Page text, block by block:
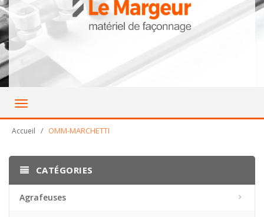
Toggle
Accueil OMM-MARCHETTI
CATÉGORIES
Agrafeuses